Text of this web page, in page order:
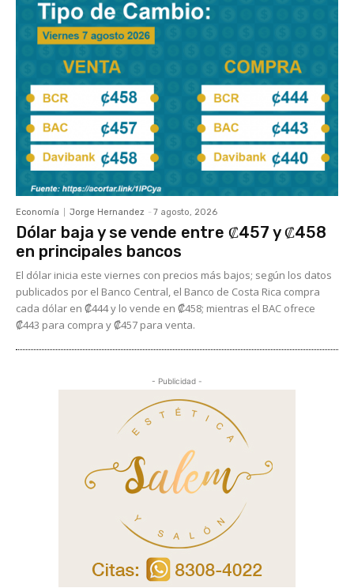
Economía Jorge Hernandez - 7 agosto, 2026
Dólar baja y se vende entre ₡457 y ₡458
en principales bancos
El dólar inicia este viernes con precios más bajos; según los datos
publicados por el Banco Central, el Banco de Costa Rica compra
cada dólar en ₡444 y lo vende en ₡458; mientras el BAC ofrece
₡443 para compra y ₡457 para venta.
- Publicidad -